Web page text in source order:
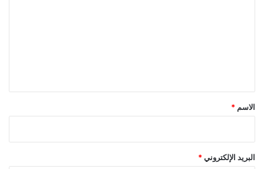
*
الاسم *
البريد الإلكتروني *